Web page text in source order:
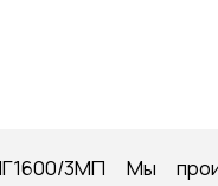
3МП Мы